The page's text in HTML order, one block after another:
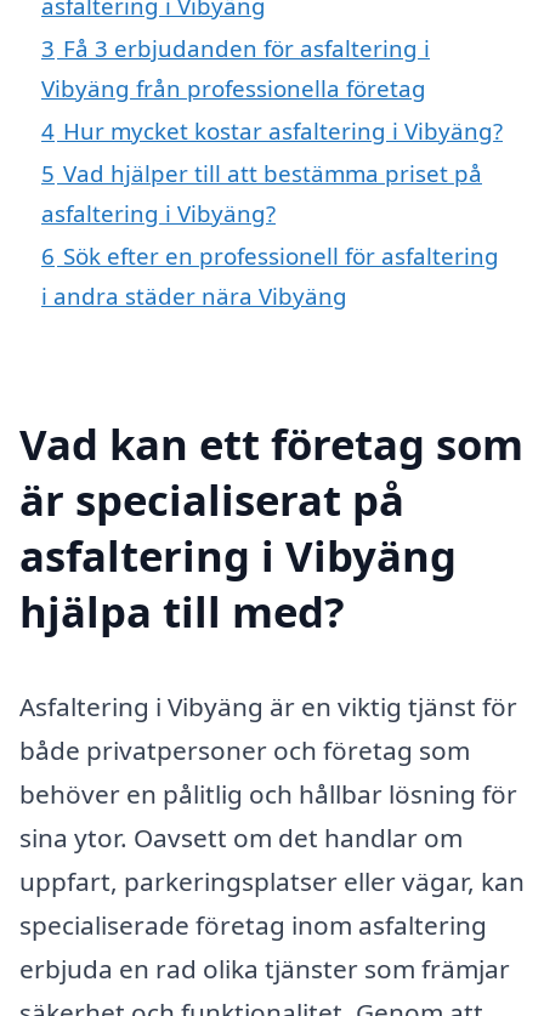
3 Få 3 erbjudanden för asfaltering i
Vibyäng från professionella företag
4 Hur mycket kostar asfaltering i Vibyäng?
5 Vad hjälper till att bestämma priset på
asfaltering i Vibyäng?
6 Sök efter en professionell för asfaltering
i andra städer nära Vibyäng
Vad kan ett företag som
är specialiserat på
asfaltering i Vibyäng
hjälpa till med?
Asfaltering i Vibyäng är en viktig tjänst för
både privatpersoner och företag som
behöver en pålitlig och hållbar lösning för
sina ytor. Oavsett om det handlar om
uppfart, parkeringsplatser eller vägar, kan
specialiserade företag inom asfaltering
erbjuda en rad olika tjänster som främjar